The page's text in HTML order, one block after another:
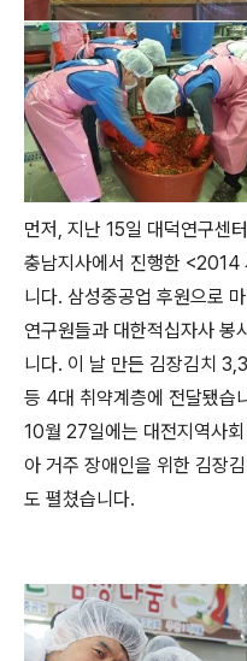
먼저, 지난 15일 대덕연구센
충남지사에서 진행한 <2014
니다. 삼성중공업 후원으로
연구원들과 대한적십자사 봉
니다. 이 날 만든 김장김치
등 4대 취약계층에 전달됐습
10월 27일에는 대전지역사
아 거주 장애인을 위한 김장
도 펼쳤습니다.